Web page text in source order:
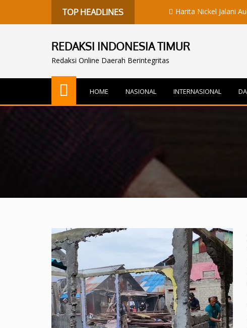
TOP HEADLINES Harita Nickel Jalani Audit
REDAKSI INDONESIA TIMUR
Redaksi Online Daerah Berintegritas
HOME NASIONAL INTERNASIONAL